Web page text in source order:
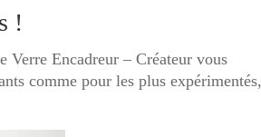
!
Verre Encadreur – Créateur vous
comme pour les plus expérimentés,